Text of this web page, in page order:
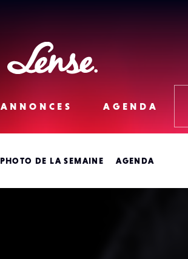
Lense
ANNONCES AGENDA
PHOTO DE LA SEMAINE AGENDA